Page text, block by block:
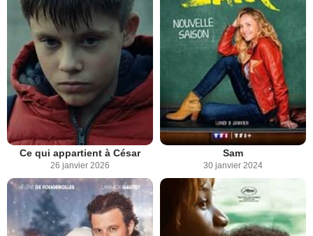
Ce qui appartient à César
26 janvier 2026
Sam
30 janvier 2024